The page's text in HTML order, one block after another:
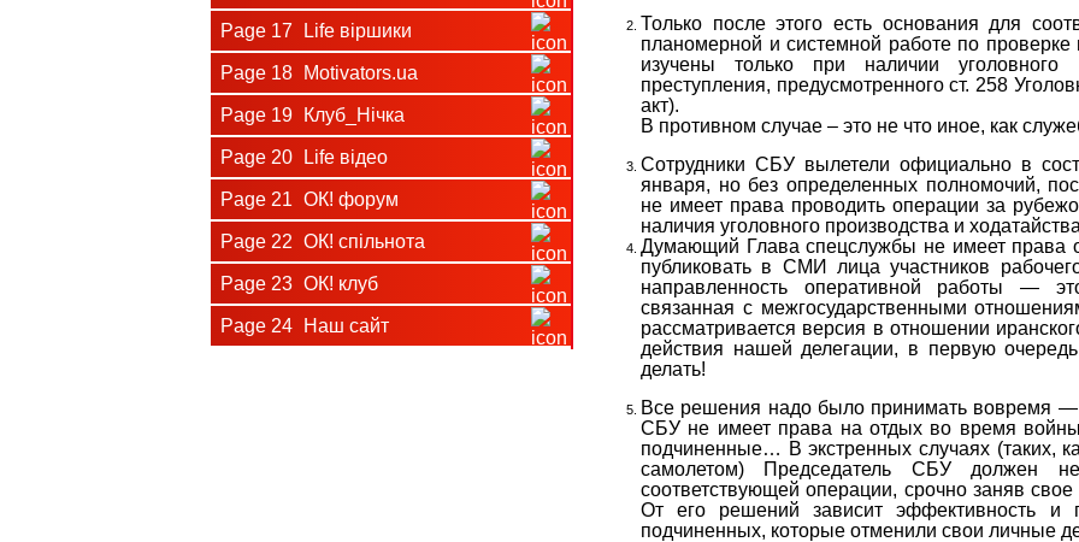
Page 17 Life віршики
Page 18 Motivators.ua
Page 19 Клуб_Нічка
Page 20 Life відео
Page 21 ОК! форум
Page 22 ОК! спільнота
Page 23 ОК! клуб
Page 24 Наш сайт
Только после этого есть основания для
планомерной и системной работе по
изучены только при наличии
преступления, предусмотренного ст. 258
акт).
В противном случае – это не что иное, как
Сотрудники СБУ вылетели официально в
января, но без определенных полномочий,
не имеет права проводить операции за
наличия уголовного производства и
Думающий Глава спецслужбы не имеет права
публиковать в СМИ лица участников
направленность оперативной работы —
связанная с межгосударственными
рассматривается версия в отношении
действия нашей делегации, в первую
делать!
Все решения надо было принимать вовремя
СБУ не имеет права на отдых во время войны,
подчиненные… В экстренных случаях (таких,
самолетом) Председатель СБУ должен
соответствующей операции, срочно заняв
От его решений зависит эффективность и
подчиненных, которые отменили свои личные